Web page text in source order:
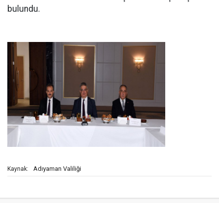
bulundu.
Kaynak: Adıyaman Valiliği